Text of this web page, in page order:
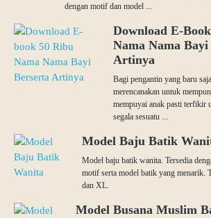
dengan motif dan model ...
Download E-
Nama Nama
Artinya
Bagi pengantin yang baru
merencanakan untuk
mempuyai anak pasti terfikir
segala sesuatu ...
Model Baju Batik
Model baju batik wanita. Tersedia
motif serta model batik yang menarik.
dan XL.
Model Busana Muslim